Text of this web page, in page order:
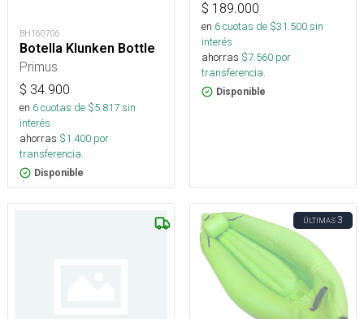
BH160706
Botella Klunken Bottle
Primus
$ 34.900
en 6cuotas de $5.817sin
interés
ahorras $1.400 por
transferencia.
Disponible
$ 189.000
en 6cuotas de $31.500sin
interés
ahorras $7.560 por
transferencia.
Disponible
ÚLTIMAS3